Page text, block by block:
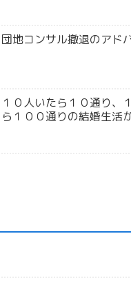
団地コンサル撤退のアド
１０人いたら１０通り、
ら１００通りの結婚生活